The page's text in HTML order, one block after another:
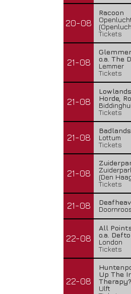
20-08
Racoon
Tickets
21-08
o.a. The
Lemmer
Tickets
21-08
Horde,
Tickets
21-08
Lottum
Tickets
21-08
(Den
Tickets
21-08
22-08
All
o.a.
London
Tickets
22-08
Up The
Therapy?
Ulft